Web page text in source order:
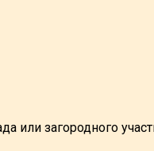
загородного